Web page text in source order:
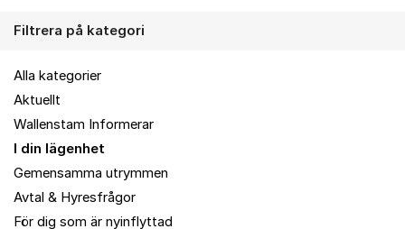
Filtrera på kategori
Alla kategorier
Aktuellt
Wallenstam Informerar
I din lägenhet
Gemensamma utrymmen
Avtal & Hyresfrågor
För dig som är nyinflyttad